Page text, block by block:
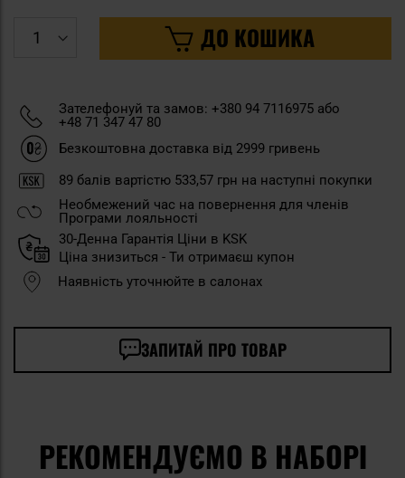
ДО КОШИКА
Зателефонуй та замов: +380 94 7116975 або
+48 71 347 47 80
Безкоштовна доставка від 2999 гривень
89 балів вартістю 533,57 грн на наступні покупки
Необмежений час на повернення для членів
Програми лояльності
30-Денна Гарантія Ціни в KSK
Ціна знизиться - Ти отримаєш купон
Наявність уточнюйте в салонах
ЗАПИТАЙ ПРО ТОВАР
РЕКОМЕНДУЄМО В НАБОРІ